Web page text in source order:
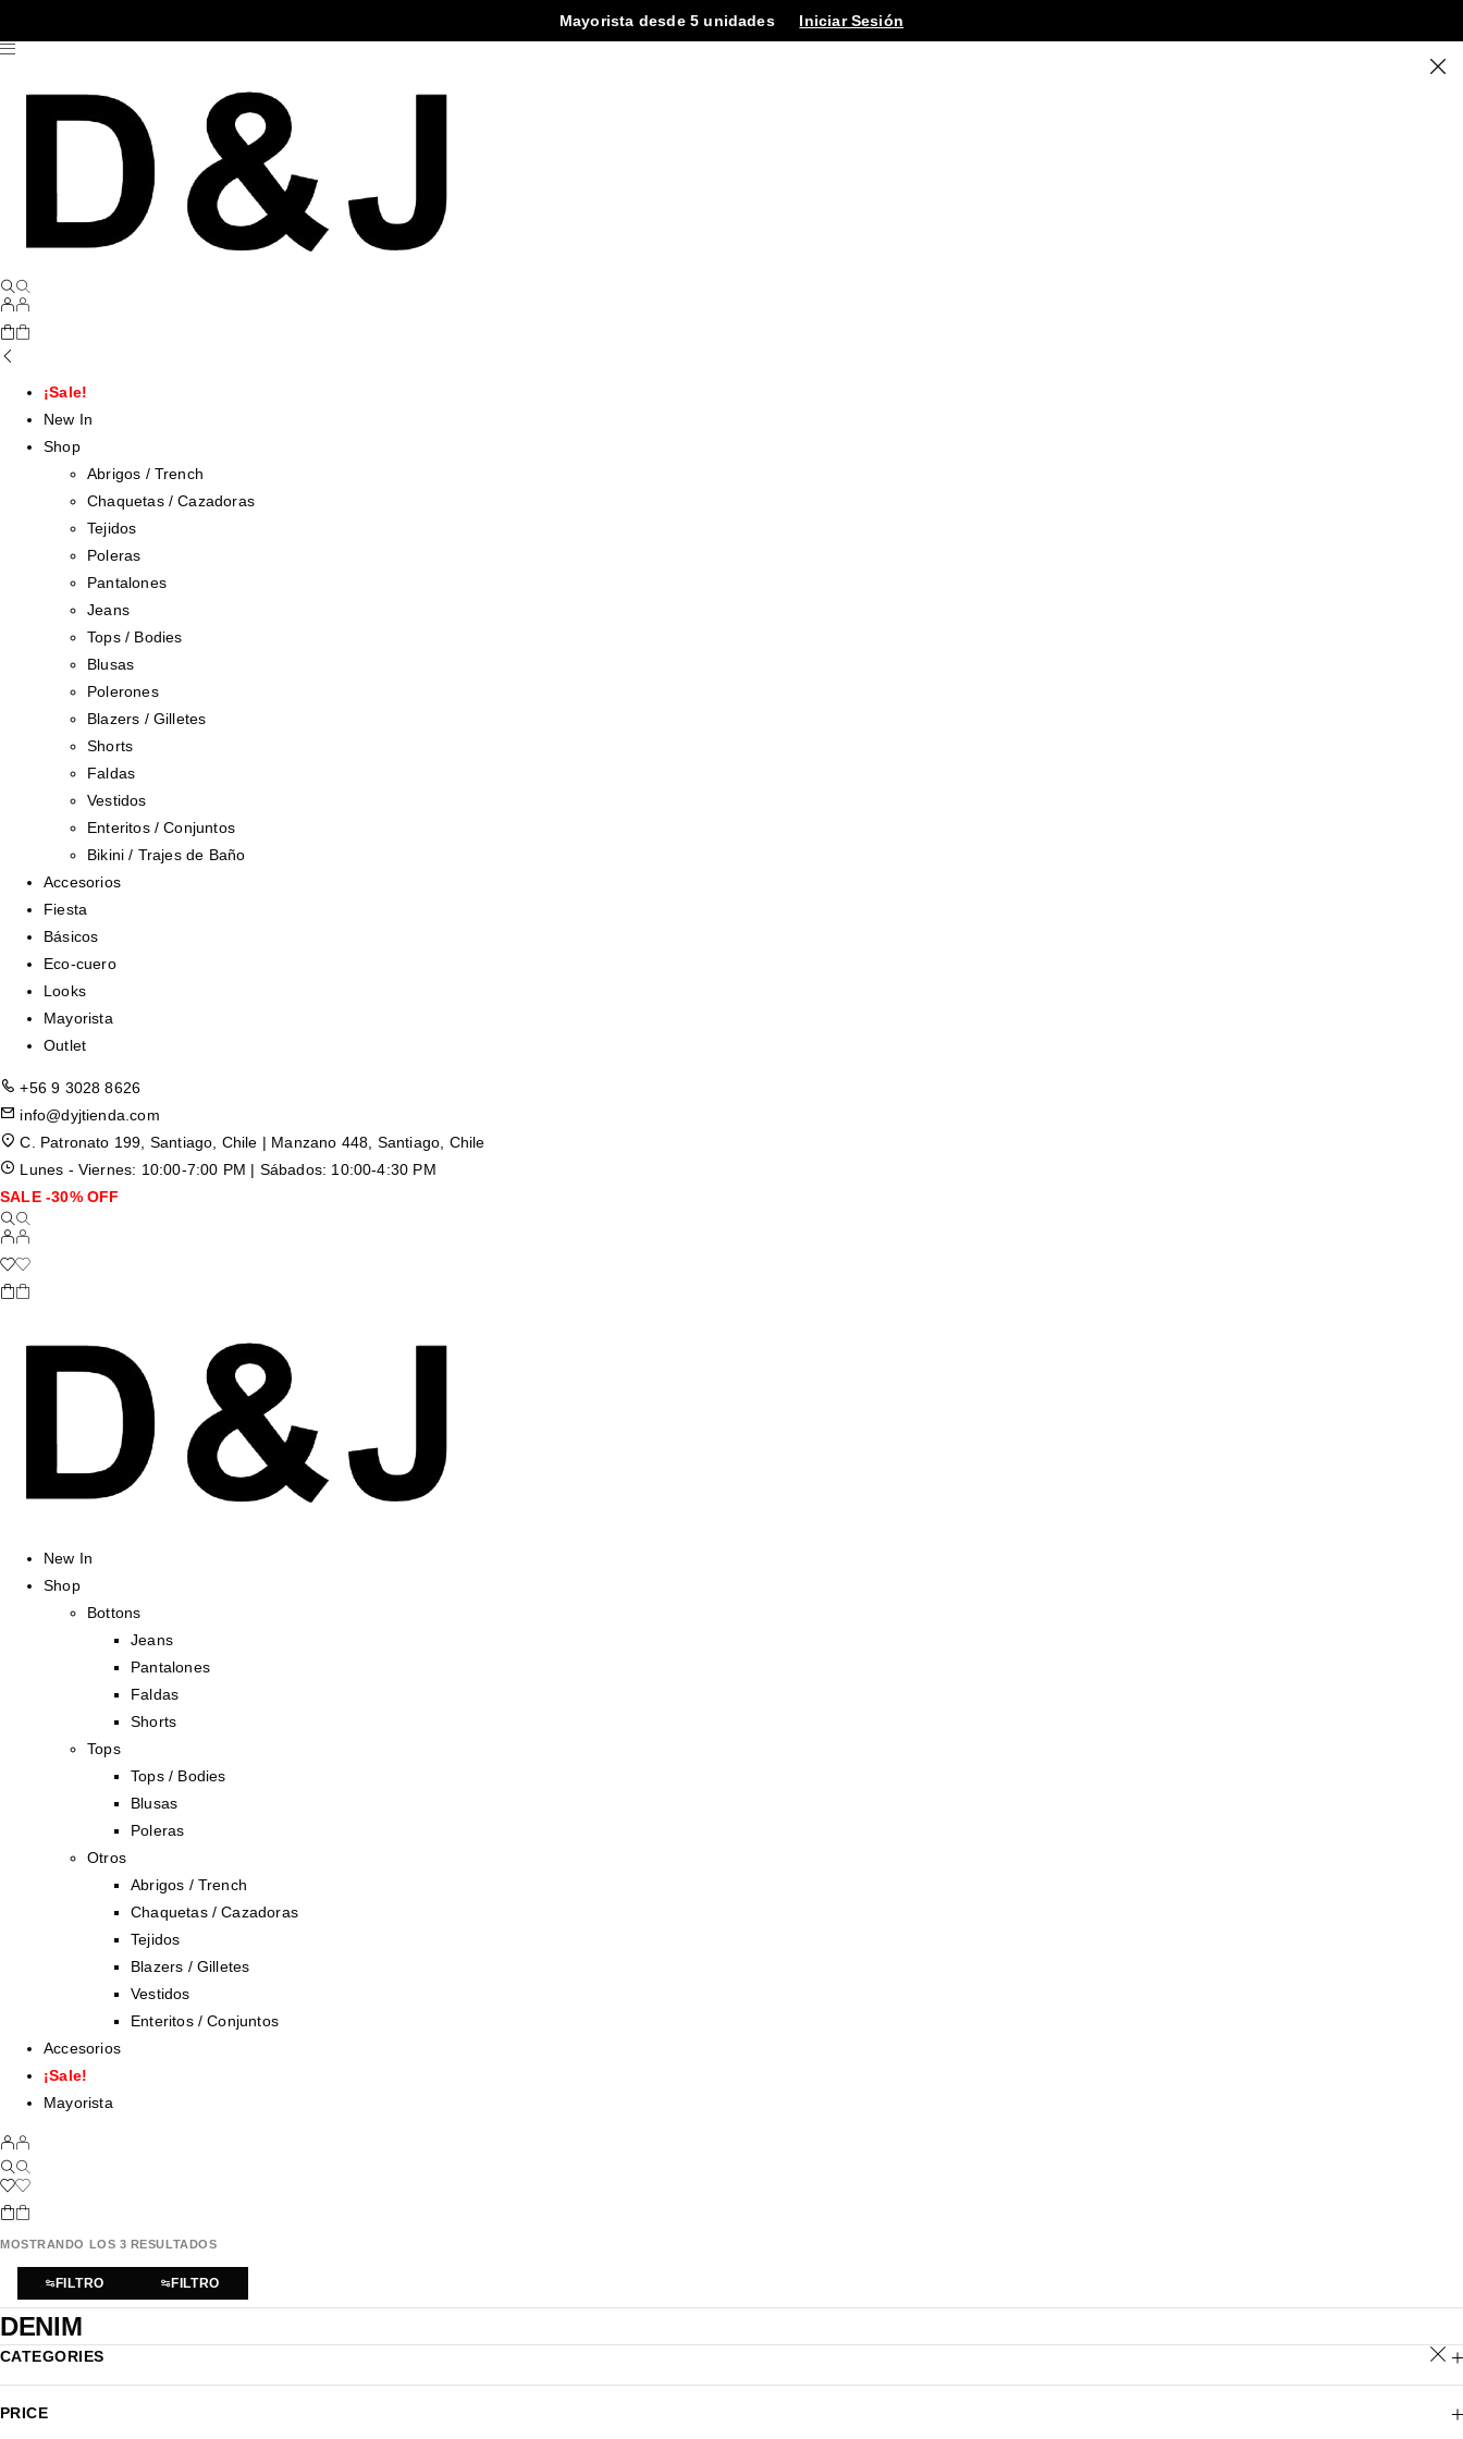
Mayorista desde 5 unidades Iniciar Sesión
¡Sale!
New In
Shop
Abrigos / Trench
Chaquetas / Cazadoras
Tejidos
Poleras
Pantalones
Jeans
Tops / Bodies
Blusas
Polerones
Blazers / Gilletes
Shorts
Faldas
Vestidos
Enteritos / Conjuntos
Bikini / Trajes de Baño
Accesorios
Fiesta
Básicos
Eco-cuero
Looks
Mayorista
Outlet
+56 9 3028 8626
info@dyjtienda.com
C. Patronato 199, Santiago, Chile | Manzano 448, Santiago, Chile
Lunes - Viernes: 10:00-7:00 PM | Sábados: 10:00-4:30 PM
SALE -30% OFF
New In
Shop
Bottons
Jeans
Pantalones
Faldas
Shorts
Tops
Tops / Bodies
Blusas
Poleras
Otros
Abrigos / Trench
Chaquetas / Cazadoras
Tejidos
Blazers / Gilletes
Vestidos
Enteritos / Conjuntos
Accesorios
¡Sale!
Mayorista
MOSTRANDO LOS 3 RESULTADOS
FILTRO FILTRO
DENIM
CATEGORIES
PRICE